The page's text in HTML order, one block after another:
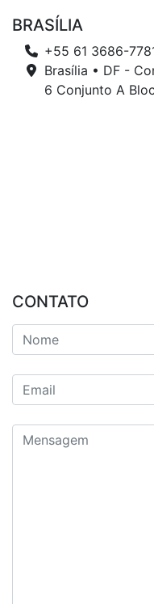
BRASÍLIA
+55 61 3686-
Brasília • DF -
6 Conjunto A
CONTATO